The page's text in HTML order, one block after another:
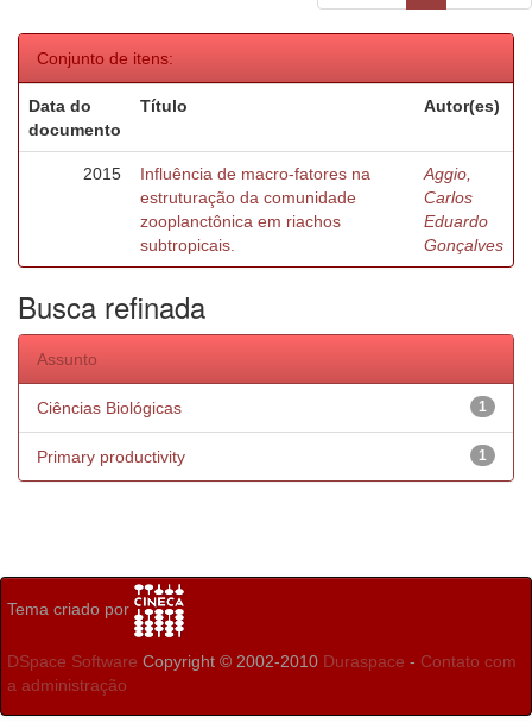
Conjunto de itens:
Data do
documento
Título Autor(es)
2015
Influência de macro-fatores na
estruturação da comunidade
zooplanctônica em riachos
subtropicais.
Aggio,
Carlos
Eduardo
Gonçalves
Busca refinada
Assunto
1
Ciências Biológicas
1
Primary productivity
Tema criado por
DSpace Software Copyright © 2002-2010 Duraspace - Contato com
a administração